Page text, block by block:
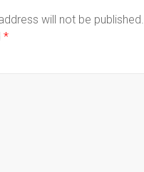
will not be published.
*